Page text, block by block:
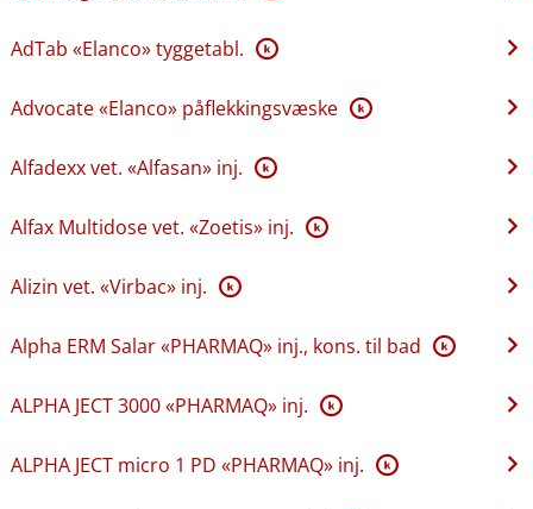
AdTab «Elanco» tyggetabl. K
Advocate «Elanco» påflekkingsvæske K
Alfadexx vet. «Alfasan» inj. K
Alfax Multidose vet. «Zoetis» inj. K
Alizin vet. «Virbac» inj. K
Alpha ERM Salar «PHARMAQ» inj., kons. til bad K
ALPHA JECT 3000 «PHARMAQ» inj. K
ALPHA JECT micro 1 PD «PHARMAQ» inj. K